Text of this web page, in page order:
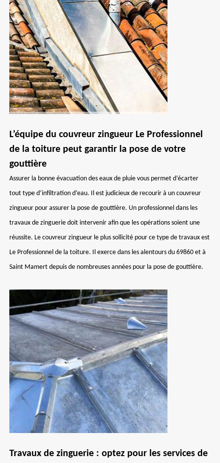
L’équipe du couvreur zingueur Le Professionnel
de la toiture peut garantir la pose de votre
gouttière
Assurer la bonne évacuation des eaux de pluie vous permet d’écarter
tout type d’infiltration d’eau. Il est judicieux de recourir à un couvreur
zingueur pour assurer la pose de gouttière. Un professionnel dans les
travaux de zinguerie doit intervenir afin que les opérations soient une
réussite. Le couvreur zingueur le plus sollicité pour ce type de travaux est
Le Professionnel de la toiture. Il exerce dans les alentours du 69860 et à
Saint Mamert depuis de nombreuses années pour la pose de gouttière.
Travaux de zinguerie : optez pour les services de